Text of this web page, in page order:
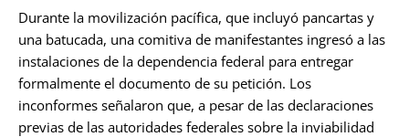
Durante la movilización pacífica, que incluyó pancartas y
una batucada, una comitiva de manifestantes ingresó a las
instalaciones de la dependencia federal para entregar
formalmente el documento de su petición. Los
inconformes señalaron que, a pesar de las declaraciones
previas de las autoridades federales sobre la inviabilidad